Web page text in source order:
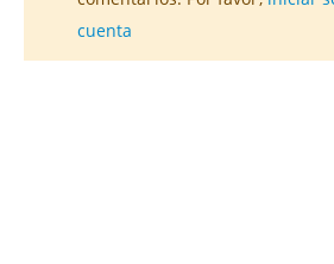
cuenta